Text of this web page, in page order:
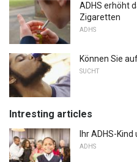
ADHS erhöht
Zigaretten
ADHS
Können Sie
SUCHT
Intresting articles
Ihr ADHS-
ADHS